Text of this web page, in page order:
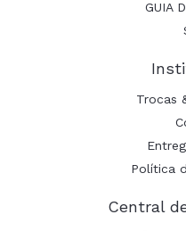
GUIA
Trocas
Política
Central